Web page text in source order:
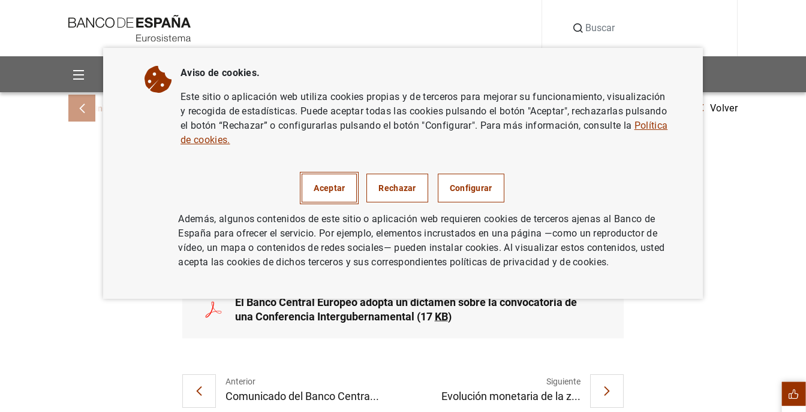
Sobre el Banco Áreas de actuación
Inicio Noticias y eventos Noticias del Banco Central Europeo Notas de prensa del Banco Central Europeo El Banco Central Europeo adopta un dictamen sobre la
Volver
sobre la convocatoria de una Conferencia
Intergubernamental
05/07/2007
El Banco Central Europeo adopta un dictamen sobre la convocatoria de
una Conferencia Intergubernamental (17 KB)
Anterior
Comunicado del Banco Centra...
Siguiente
Evolución monetaria de la z...
Aviso de cookies.
Este sitio o aplicación web utiliza cookies propias y de terceros para mejorar su funcionamiento, visualización
y recogida de estadísticas. Puede aceptar todas las cookies pulsando el botón "Aceptar", rechazarlas pulsando
el botón “Rechazar” o configurarlas pulsando el botón "Configurar". Para más información, consulte la Política
de cookies.
Aceptar Rechazar Configurar
Además, algunos contenidos de este sitio o aplicación web requieren cookies de terceros ajenas al Banco de
España para ofrecer el servicio. Por ejemplo, elementos incrustados en una página —como un reproductor de
vídeo, un mapa o contenidos de redes sociales— pueden instalar cookies. Al visualizar estos contenidos, usted
acepta las cookies de dichos terceros y sus correspondientes políticas de privacidad y de cookies.